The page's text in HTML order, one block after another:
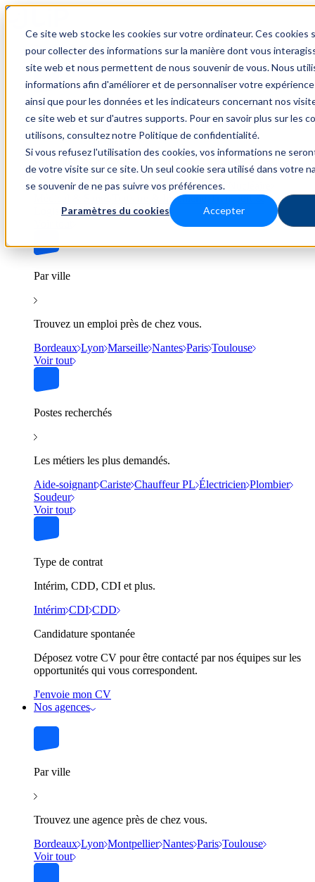
Ce site web stocke les cookies sur votre ordinateur. Ces cookies
pour collecter des informations sur la manière dont vous
site web et nous permettent de nous souvenir de vous. Nous
informations afin d'améliorer et de personnaliser votre
ainsi que pour les données et les indicateurs concernant nos
ce site web et sur d'autres supports. Pour en savoir plus sur les
utilisons, consultez notre Politique de confidentialité.
Si vous refusez l'utilisation des cookies, vos informations ne
de votre visite sur ce site. Un seul cookie sera utilisé dans votre
se souvenir de ne pas suivre vos préférences.
Paramètres du cookies Accepter
Trouver un emploi
Par secteur
BTP Hôtellerie & Restauration Industrie & Nucléaire
Tertiaire & Ingénierie Transport &
Logistique
Par ville
Trouvez un emploi près de chez vous.
Bordeaux Lyon Marseille Nantes Paris Toulouse
Voir tout
Postes recherchés
Les métiers les plus demandés.
Aide-soignant Cariste Chauffeur PL Électricien Plombier
Soudeur
Voir tout
Type de contrat
Intérim, CDD, CDI et plus.
Intérim CDI CDD
Candidature spontanée
Déposez votre CV pour être contacté par nos équipes sur les
opportunités qui vous correspondent.
J'envoie mon CV
Nos agences
Par ville
Trouvez une agence près de chez vous.
Bordeaux Lyon Montpellier Nantes Paris Toulouse
Voir tout